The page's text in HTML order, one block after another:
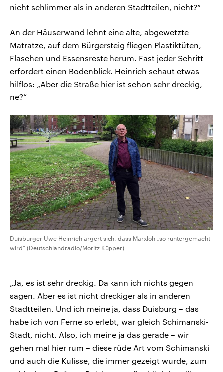
nicht schlimmer als in anderen Stadtteilen, nicht?“
An der Häuserwand lehnt eine alte, abgewetzte
Matratze, auf dem Bürgersteig fliegen Plastiktüten,
Flaschen und Essensreste herum. Fast jeder Schritt
erfordert einen Bodenblick. Heinrich schaut etwas
hilflos: „Aber die Straße hier ist schon sehr dreckig,
ne?“
Duisburger Uwe Heinrich ärgert sich, dass Marxloh „so runtergemacht
wird“ (Deutschlandradio/Moritz Küpper)
„Ja, es ist sehr dreckig. Da kann ich nichts gegen
sagen. Aber es ist nicht dreckiger als in anderen
Stadtteilen. Und ich meine ja, dass Duisburg – das
habe ich von Ferne so erlebt, war gleich Schimanski-
Stadt, nicht. Also, ich meine ja das gerade – wir
gehen mal hier rum – diese rüde Art vom Schimanski
und auch die Kulisse, die immer gezeigt wurde, zum